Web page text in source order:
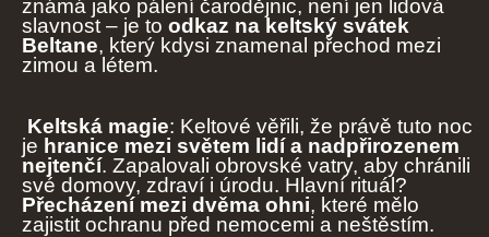
známá jako pálení čarodějnic, není jen lidová
slavnost – je to odkaz na keltský svátek
Beltane, který kdysi znamenal přechod mezi
zimou a létem.
Keltská magie: Keltové věřili, že právě tuto noc
je hranice mezi světem lidí a nadpřirozenem
nejtenčí. Zapalovali obrovské vatry, aby chránili
své domovy, zdraví i úrodu. Hlavní rituál?
Přecházení mezi dvěma ohni, které mělo
zajistit ochranu před nemocemi a neštěstím.